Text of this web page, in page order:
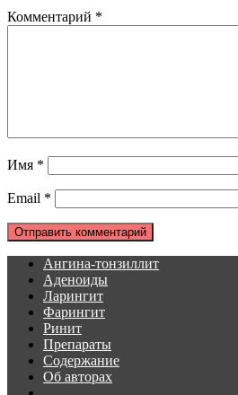
Комментарий *
Имя *
Email *
Ангина-тонзиллит
Аденоиды
Ларингит
Фарингит
Ринит
Препараты
Содержание
Об авторах